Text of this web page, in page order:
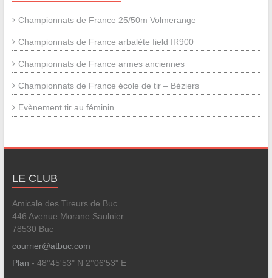
Championnats de France 25/50m Volmerange
Championnats de France arbalète field IR900
Championnats de France armes anciennes
Championnats de France école de tir – Béziers
Evènement tir au féminin
LE CLUB
Amicale des Tireurs de Buc
446 Avenue Morane Saulnier
78530 Buc
courrier@atbuc.com
Plan - 48°45'53" N 2°06'53" E